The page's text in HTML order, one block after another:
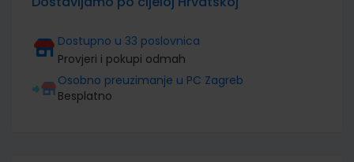
Dostupno u 33 poslovnica
Provjeri i pokupi odmah
Osobno preuzimanje u PC Zagreb
Besplatno